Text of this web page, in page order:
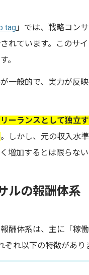
tag 」では、戦略コン
れています。このサ
。
一般的で、実力が反
ーランスとして独立
。しかし、元の収入水
増加するとは限らな
ルの報酬体系
酬体系は、主に「稼
ぞれ以下の特徴があり